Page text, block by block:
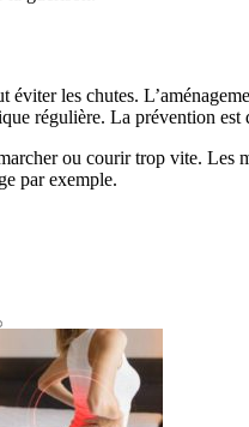
les chutes.
régulière. La prévention
ou courir trop vite. Les
par exemple.